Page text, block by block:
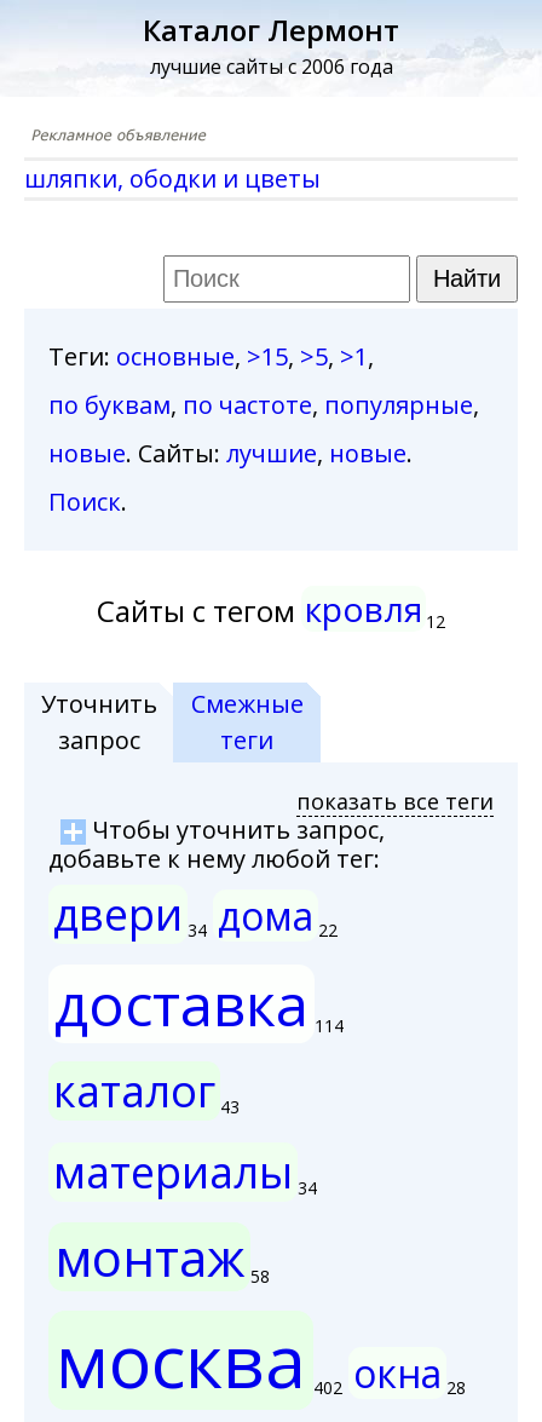
Каталог Лермонт
лучшие сайты с 2006 года
шляпки, ободки и цветы
Теги: основные, >15, >5, >1,
по буквам, по частоте, популярные,
новые. Сайты: лучшие, новые.
Поиск.
Сайты с тегом кровля 12
Уточнить
запрос
Смежные
теги
показать все теги
Чтобы уточнить запрос,
добавьте к нему любой тег:
двери 34 дома 22
доставка 114
каталог 43
материалы 34
монтаж 58
москва 402 окна 28